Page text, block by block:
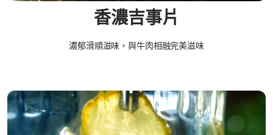
香濃吉事片
濃郁滑順滋味，與牛肉相融完美滋味